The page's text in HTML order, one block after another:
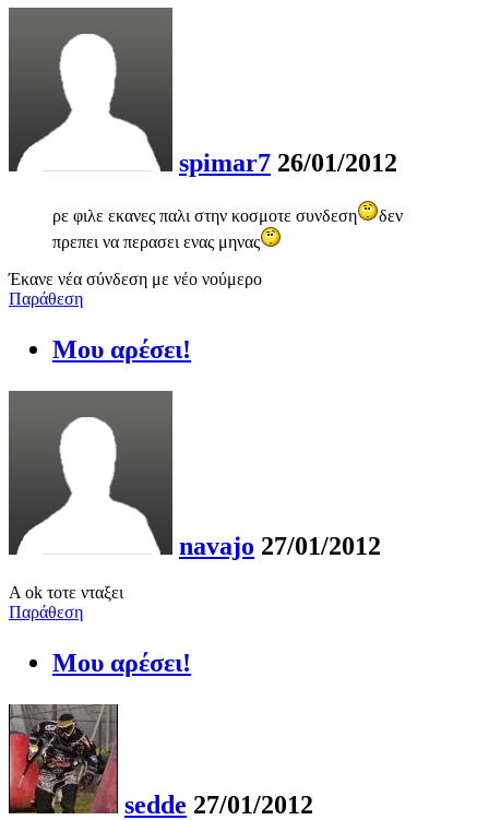
spimar7 26/01/2012
ρε φιλε εκανες παλι στην κοσμοτε συνδεση
δεν
πρεπει να περασει ενας μηνας
Έκανε νέα σύνδεση με νέο νούμερο
Παράθεση
Μου αρέσει!
navajo 27/01/2012
A ok τοτε νταξει
Παράθεση
Μου αρέσει!
sedde 27/01/2012